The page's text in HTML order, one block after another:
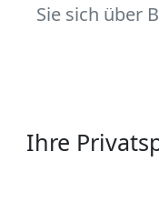
Sie sich über
Ihre